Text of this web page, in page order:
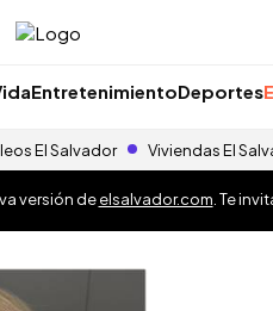
EntretenimientoDeportes
El Salvador Viviendas El
versión deelsalvador.com . Te